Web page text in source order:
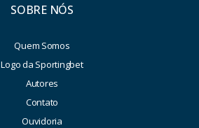
SOBRE NÓS
Quem Somos
Logo da Sportingbet
Autores
Contato
Ouvidoria